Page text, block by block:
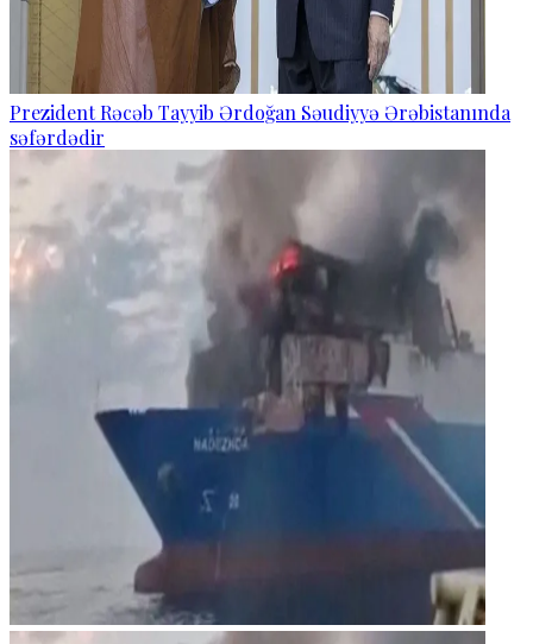
Prezident Rəcəb Tayyib Ərdoğan Səudiyyə Ərəbistanında
səfərdədir